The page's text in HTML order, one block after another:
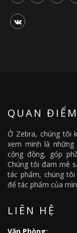
QUAN
Ở Zebra, chúng tôi
xem mình là
cộng đồng, góp
Chúng tôi đam mê
tác phẩm, chúng
để tác phẩm của
LIÊN HỆ